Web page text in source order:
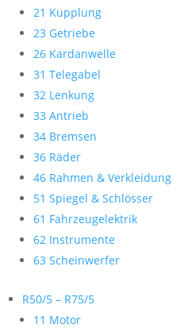
21 Kupplung
23 Getriebe
26 Kardanwelle
31 Telegabel
32 Lenkung
33 Antrieb
34 Bremsen
36 Räder
46 Rahmen & Verkleidung
51 Spiegel & Schlösser
61 Fahrzeugelektrik
62 Instrumente
63 Scheinwerfer
R50/5 – R75/5
11 Motor